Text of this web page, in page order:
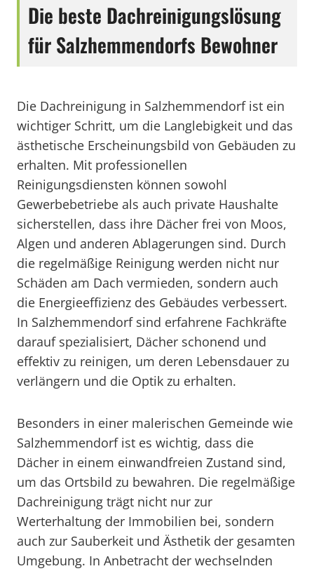
Die beste Dachreinigungslösung
für Salzhemmendorfs Bewohner
Die Dachreinigung in Salzhemmendorf ist ein
wichtiger Schritt, um die Langlebigkeit und das
ästhetische Erscheinungsbild von Gebäuden zu
erhalten. Mit professionellen
Reinigungsdiensten können sowohl
Gewerbebetriebe als auch private Haushalte
sicherstellen, dass ihre Dächer frei von Moos,
Algen und anderen Ablagerungen sind. Durch
die regelmäßige Reinigung werden nicht nur
Schäden am Dach vermieden, sondern auch
die Energieeffizienz des Gebäudes verbessert.
In Salzhemmendorf sind erfahrene Fachkräfte
darauf spezialisiert, Dächer schonend und
effektiv zu reinigen, um deren Lebensdauer zu
verlängern und die Optik zu erhalten.
Besonders in einer malerischen Gemeinde wie
Salzhemmendorf ist es wichtig, dass die
Dächer in einem einwandfreien Zustand sind,
um das Ortsbild zu bewahren. Die regelmäßige
Dachreinigung trägt nicht nur zur
Werterhaltung der Immobilien bei, sondern
auch zur Sauberkeit und Ästhetik der gesamten
Umgebung. In Anbetracht der wechselnden